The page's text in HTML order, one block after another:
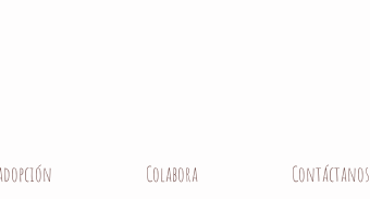
Colabora Contáctanos